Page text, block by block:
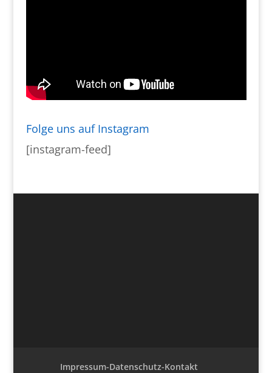
Folge uns auf Instagram
[instagram-feed]
Impressum-Datenschutz-Kontakt